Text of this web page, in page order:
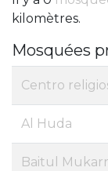
kilomètres.
Mosquées
Centro
Al Huda
Baitul